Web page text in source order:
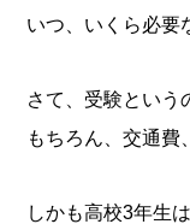
いつ、いくら必要
さて、受験という
もちろん、交通費
しかも高校3年生